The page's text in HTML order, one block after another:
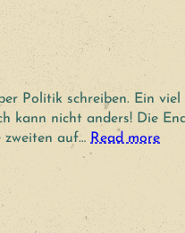
Politik schreiben. Ein
kann nicht anders! Die
zweiten auf… Read more